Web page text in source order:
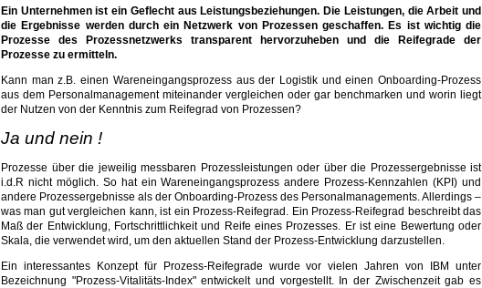
Ein Unternehmen ist ein Geflecht aus Leistungsbeziehungen. Die Leistungen, die Arbeit und
die Ergebnisse werden durch ein Netzwerk von Prozessen geschaffen. Es ist wichtig die
Prozesse des Prozessnetzwerks transparent hervorzuheben und die Reifegrade der
Prozesse zu ermitteln.
Kann man z.B. einen Wareneingangsprozess aus der Logistik und einen Onboarding-Prozess
aus dem Personalmanagement miteinander vergleichen oder gar benchmarken und worin liegt
der Nutzen von der Kenntnis zum Reifegrad von Prozessen?
Ja und nein !
Prozesse über die jeweilig messbaren Prozessleistungen oder über die Prozessergebnisse ist
i.d.R nicht möglich. So hat ein Wareneingangsprozess andere Prozess-Kennzahlen (KPI) und
andere Prozessergebnisse als der Onboarding-Prozess des Personalmanagements. Allerdings –
was man gut vergleichen kann, ist ein Prozess-Reifegrad. Ein Prozess-Reifegrad beschreibt das
Maß der Entwicklung, Fortschrittlichkeit und Reife eines Prozesses. Er ist eine Bewertung oder
Skala, die verwendet wird, um den aktuellen Stand der Prozess-Entwicklung darzustellen.
Ein interessantes Konzept für Prozess-Reifegrade wurde vor vielen Jahren von IBM unter
Bezeichnung "Prozess-Vitalitäts-Index" entwickelt und vorgestellt. In der Zwischenzeit gab es